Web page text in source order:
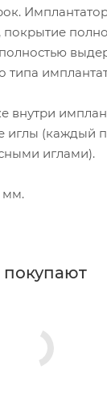
типа
внутри
иглы (каждый
иглами).
мм.
покупают